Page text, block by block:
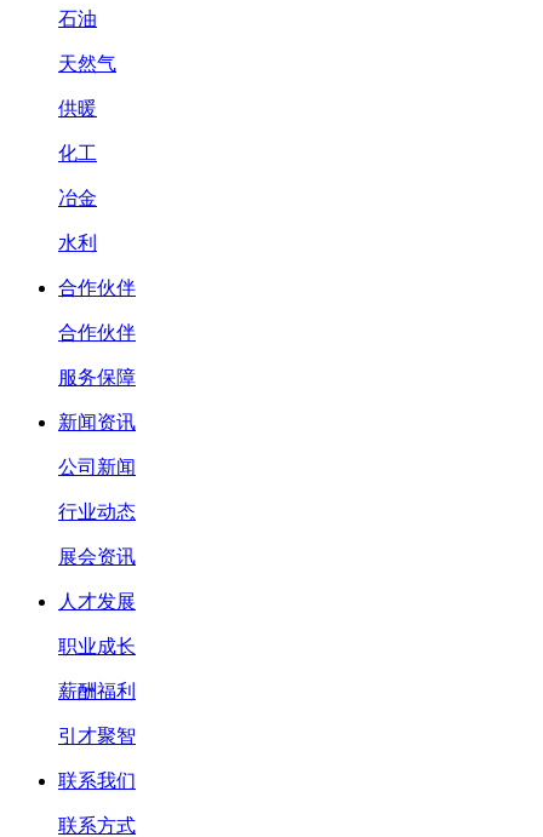
石油
天然气
供暖
化工
冶金
水利
合作伙伴
合作伙伴
服务保障
新闻资讯
公司新闻
行业动态
展会资讯
人才发展
职业成长
薪酬福利
引才聚智
联系我们
联系方式